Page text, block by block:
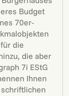
Budget
70er-
die
die aber
7i EStG
Ihnen